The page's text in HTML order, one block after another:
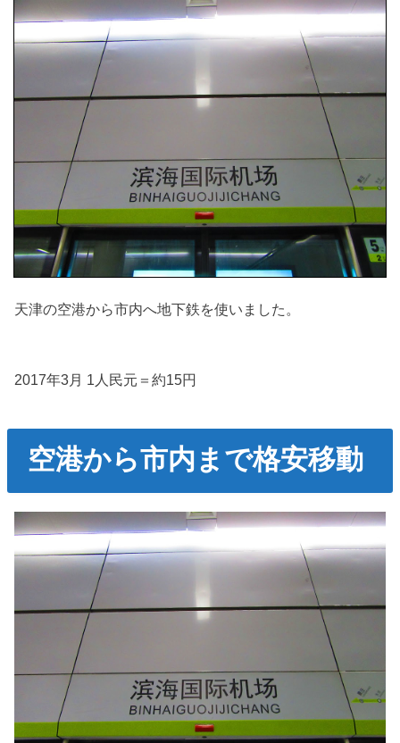
天津の空港から市内へ地下鉄を使いました。
2017年3月 1人民元＝約15円
空港から市内まで格安移動